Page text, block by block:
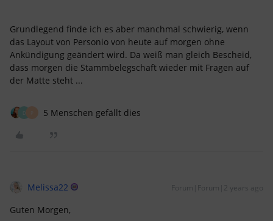
Grundlegend finde ich es aber manchmal schwierig, wenn
das Layout von Personio von heute auf morgen ohne
Ankündigung geändert wird. Da weiß man gleich Bescheid,
dass morgen die Stammbelegschaft wieder mit Fragen auf
der Matte steht ...
D 5 Menschen gefällt dies
Melissa22 Forum|Forum|2 years ago
Guten Morgen,